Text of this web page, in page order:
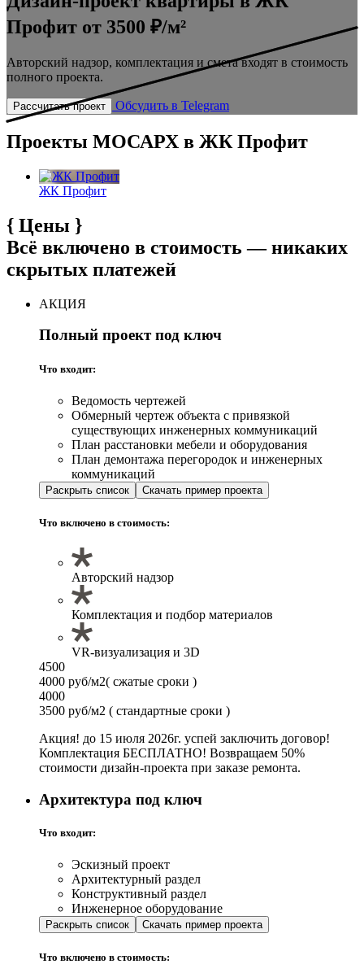
Профит от 3500 ₽/м²
Авторский надзор, комплектация и смета входят в стоимость
полного проекта.
Рассчитать проект Обсудить в Telegram
Проекты МОСАРХ в ЖК Профит
ЖК Профит
{ Цены }
Всё включено в стоимость — никаких
скрытых платежей
АКЦИЯ
Полный проект под ключ
Что входит:
Ведомость чертежей
Обмерный чертеж объекта с привязкой
существующих инженерных коммуникаций
План расстановки мебели и оборудования
План демонтажа перегородок и инженерных
коммуникаций
Раскрыть список Скачать пример проекта
Что включено в стоимость:
Авторский надзор
Комплектация и подбор материалов
VR-визуализация и 3D
4500
4000 руб/м2( сжатые сроки )
4000
3500 руб/м2 ( стандартные сроки )
Акция! до 15 июля 2026г. успей заключить договор!
Комплектация БЕСПЛАТНО! Возвращаем 50%
стоимости дизайн-проекта при заказе ремонта.
Архитектура под ключ
Что входит:
Эскизный проект
Архитектурный раздел
Конструктивный раздел
Инженерное оборудование
Раскрыть список Скачать пример проекта
Что включено в стоимость: